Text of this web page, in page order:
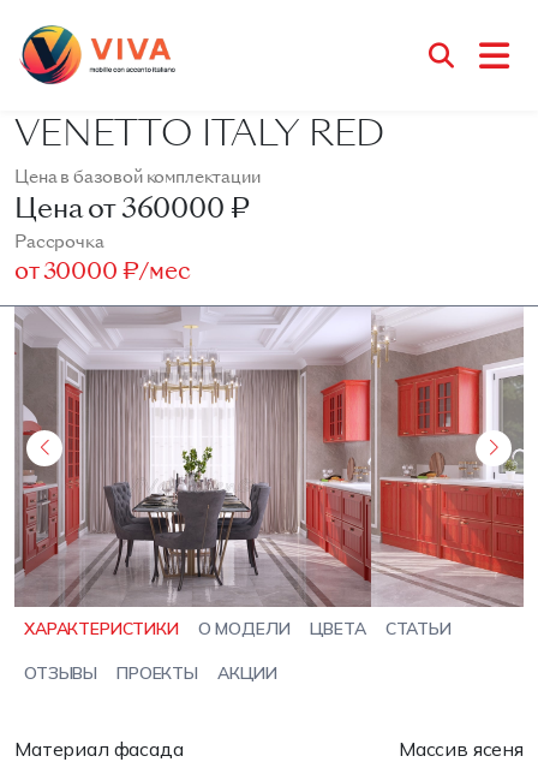
VENETTO ITALY RED
Цена в базовой комплектации
Цена от360000 ₽
Рассрочка
от30000 ₽/мес
ХАРАКТЕРИСТИКИ О МОДЕЛИ ЦВЕТА СТАТЬИ
ОТЗЫВЫ ПРОЕКТЫ АКЦИИ
Материал фасада Массив ясеня